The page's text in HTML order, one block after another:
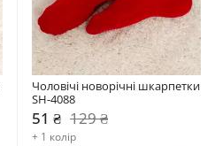
Чоловічі новорічні шкарпетки
SH-4088
51 ₴ 129 ₴
+ 1 колір